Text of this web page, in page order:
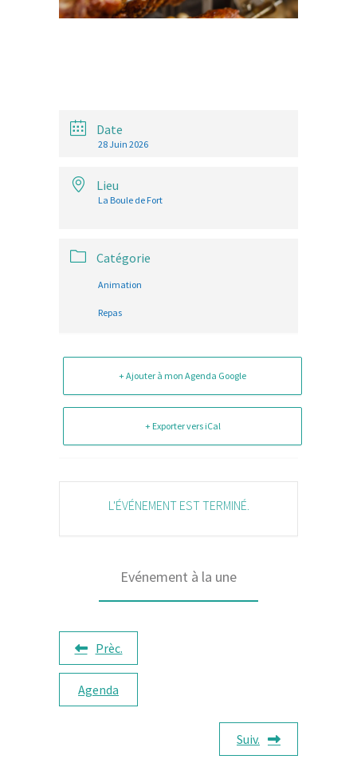
Date
28 Juin 2026
Lieu
La Boule de Fort
Catégorie
Animation
Repas
+ Ajouter à mon Agenda Google
+ Exporter vers iCal
L'ÉVÉNEMENT EST TERMINÉ.
Evénement à la une
Prèc.
Agenda
Suiv.